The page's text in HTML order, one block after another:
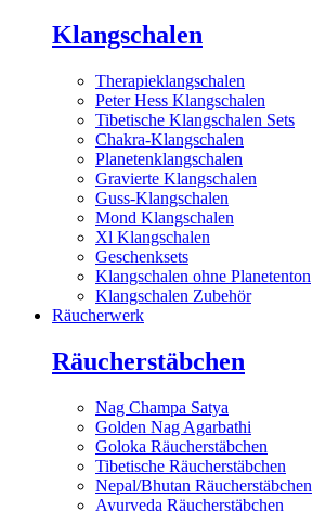
Klangschalen
Therapieklangschalen
Peter Hess Klangschalen
Tibetische Klangschalen Sets
Chakra-Klangschalen
Planetenklangschalen
Gravierte Klangschalen
Guss-Klangschalen
Mond Klangschalen
Xl Klangschalen
Geschenksets
Klangschalen ohne Planetenton
Klangschalen Zubehör
Räucherwerk
Räucherstäbchen
Nag Champa Satya
Golden Nag Agarbathi
Goloka Räucherstäbchen
Tibetische Räucherstäbchen
Nepal/Bhutan Räucherstäbchen
Ayurveda Räucherstäbchen